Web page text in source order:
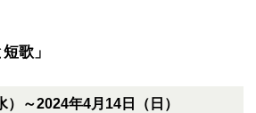
歌」
～2024年4月14日（日）